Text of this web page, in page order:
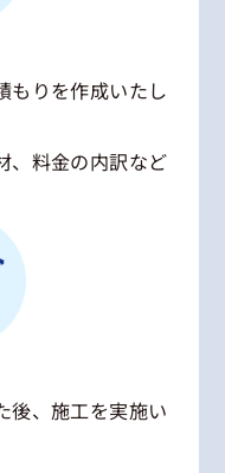
もりを作成いたし
、料金の内訳など
後、施工を実施い